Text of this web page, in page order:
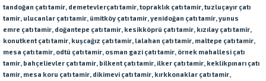
tandoğan çatı tamir, demetevlerçatı tamir, topraklık çatı tamir, tuzluçayır çatı
tamir, ulucanlar çatı tamir, ümitköy çatı tamir, yenidoğan çatı tamir, yunus
emre çatı tamir, doğantepe çatı tamir, kesikköprü çatı tamir, kızılay çatı tamir,
konutkentçatı tamir, kuşcağız çatı tamir, lalahan çatı tamir, maltepe çatı tamir,
mesa çatı tamir, odtü çatı tamir, osman gazi çatı tamir, örnek mahallesi çatı
tamir, bahçelievler çatı tamir, bilkentçatı tamir, ilker çatı tamir, keklikpınarı çatı
tamir, mesa koru çatı tamir, dikimevi çatı tamir, kırkkonaklar çatı tamir,